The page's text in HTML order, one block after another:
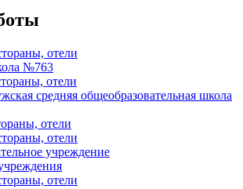
отели
№763
отели
средняя общеобразовательная школа
отели
отели
учреждение
отели